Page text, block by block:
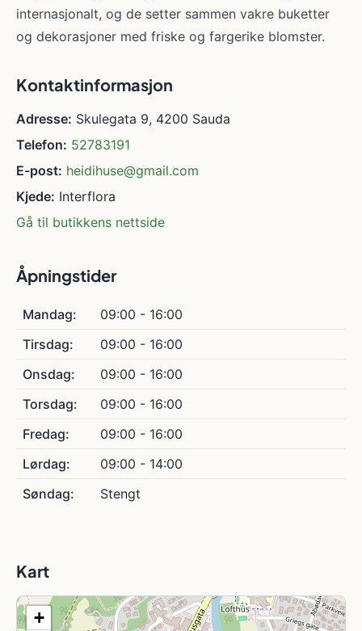
internasjonalt, og de setter sammen vakre buketter
og dekorasjoner med friske og fargerike blomster.
Kontaktinformasjon
Adresse: Skulegata 9, 4200 Sauda
Telefon: 52783191
E-post: heidihuse@gmail.com
Kjede: Interflora
Gå til butikkens nettside
Åpningstider
Mandag:
09:00 - 16:00
Tirsdag:
09:00 - 16:00
Onsdag:
09:00 - 16:00
Torsdag:
09:00 - 16:00
Fredag:
09:00 - 16:00
Lørdag:
09:00 - 14:00
Søndag:
Stengt
Kart
+